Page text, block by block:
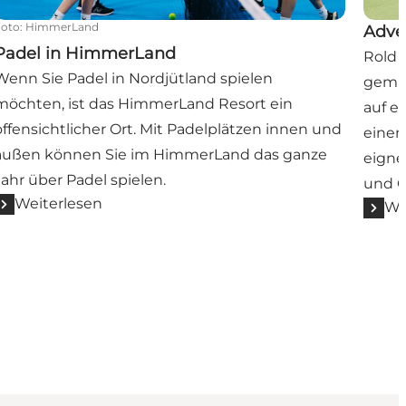
: HimmerLand
in HimmerLand
Sie Padel in Nordjütland spielen
ist das HimmerLand Resort ein
Ort. Mit Padelplätzen innen und
können Sie im HimmerLand das ganze
über Padel spielen.
Weiterlesen
Rold
auf
und